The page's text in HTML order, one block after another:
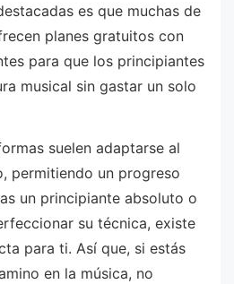
es que muchas de
planes gratuitos con
para que los principiantes
musical sin gastar un solo
suelen adaptarse al
permitiendo un progreso
un principiante absoluto o
su técnica, existe
para ti. Así que, si estás
en la música, no